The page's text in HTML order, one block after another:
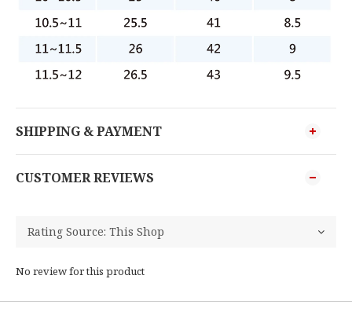
SHIPPING & PAYMENT
CUSTOMER REVIEWS
No review for this product